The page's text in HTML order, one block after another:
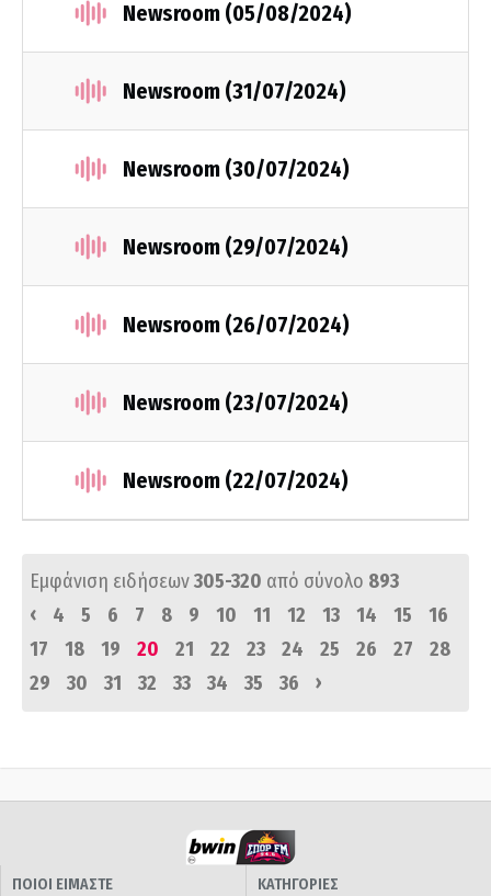
Newsroom (05/08/2024)
Newsroom (31/07/2024)
Newsroom (30/07/2024)
Newsroom (29/07/2024)
Newsroom (26/07/2024)
Newsroom (23/07/2024)
Newsroom (22/07/2024)
Εμφάνιση ειδήσεων305-320 από σύνολο 893
‹
4 5 6 7 8 9 10 11 12 13 14 15
16
17
18 19 20 21 22 23 24 25 26 27
28
29
30 31 32 33 34 35 36 ›
ΠΟΙΟΙ ΕΙΜΑΣΤΕ
ΚΑΤΗΓΟΡΙΕΣ